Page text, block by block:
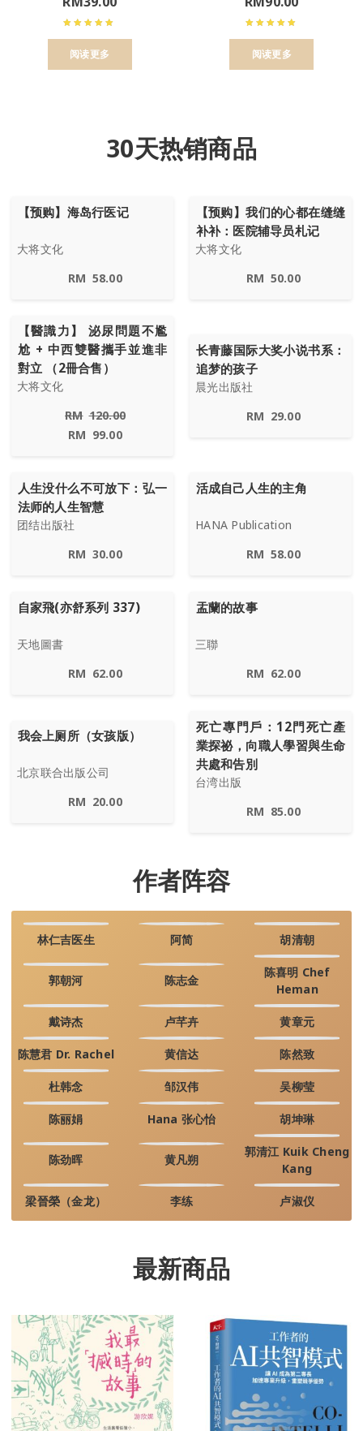
阅读更多 阅读更多
30天热销商品
【预购】海岛行医记
大将文化
RM 58.00
【预购】我们的心都在缝缝
补补：医院辅导员札记
大将文化
RM 50.00
【醫識力】 泌尿問題不尷
尬 + 中西雙醫攜手並進非
對立 （2冊合售）
大将文化
RM 120.00
RM 99.00
长青藤国际大奖小说书系：
追梦的孩子
晨光出版社
RM 29.00
人生没什么不可放下：弘一
法师的人生智慧
团结出版社
RM 30.00
活成自己人生的主角
HANA Publication
RM 58.00
自家飛(亦舒系列 337)
天地圖書
RM 62.00
盂蘭的故事
三聯
RM 62.00
我会上厕所（女孩版）
北京联合出版公司
RM 20.00
死亡專門戶：12門死亡產
業探祕，向職人學習與生命
共處和告別
台湾出版
RM 85.00
作者阵容
林仁吉医生 阿简 胡清朝
郭朝河 陈志金
陈喜明 Chef
Heman
戴诗杰 卢芊卉 黄章元
陈慧君 Dr. Rachel 黄信达 陈然致
杜韩念 邹汉伟 吴柳莹
陈丽娟 Hana 张心怡 胡坤琳
陈劲晖 黄凡朔
郭清江 Kuik Cheng
Kang
梁晉榮（金龙） 李练 卢淑仪
最新商品